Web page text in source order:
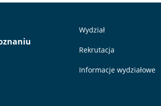
Wydział
Rekrutacja
Informacje wydziałowe